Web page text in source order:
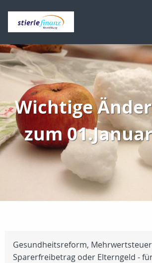
Wichtige
zum
Gesundheitsreform,
Sparerfreibetrag oder Elterngeld -